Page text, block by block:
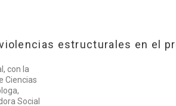
estructurales en el
con la
Ciencias
Social